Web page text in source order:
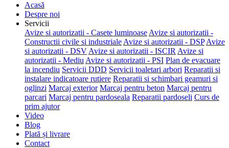
Acasă
Despre noi
Servicii
Avize si autorizatii - Casete luminoase Avize si autorizatii -
Constructii civile si industriale Avize si autorizatii - DSP Avize
si autorizatii - DSV Avize si autorizatii - ISCIR Avize si
autorizatii - Mediu Avize si autorizatii - PSI Plan de evacuare
la incendiu Servicii DDD Servicii toaletari arbori Reparatii si
instalare indicatoare rutiere Reparatii si schimbari geamuri si
oglinzi Marcaj exterior Marcaj pentru beton Marcaj pentru
parcari Marcaj pentru pardoseala Reparatii pardoseli Curs de
prim ajutor
Video
Blog
Plată și livrare
Contact